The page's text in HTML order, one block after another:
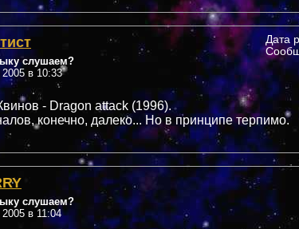
слушаем?
в 10:33
Дата
- Dragon attack (1996).
конечно, далеко... Но в принципе терпимо.
слушаем?
в 11:04